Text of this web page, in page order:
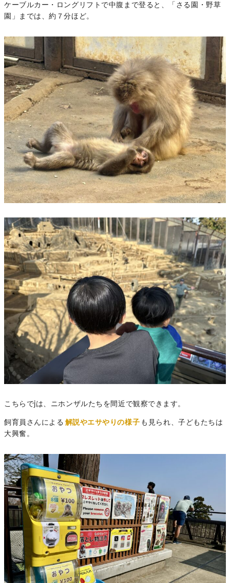
ケーブルカー・ロングリフトで中腹まで登ると、「さる園・野草
園」までは、約７分ほど。
こちらでjは、ニホンザルたちを間近で観察できます。
飼育員さんによる 解説やエサやりの様子 も見られ、子どもたちは
大興奮。